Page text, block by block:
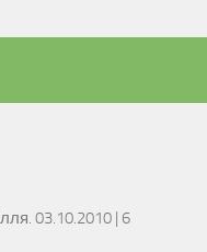
03.10.2010 | 6